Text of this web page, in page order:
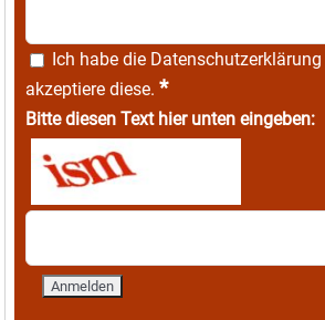
Ich habe die Datenschutzerklärung
akzeptiere diese. *
Bitte diesen Text hier unten eingeben: